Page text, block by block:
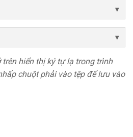
trên hiển thị ký tự lạ trong trình
chuột phải vào tệp để lưu vào